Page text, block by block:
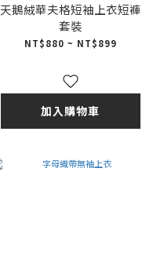
天鵝絨華夫格短袖上衣短褲
套裝
NT$880 ~ NT$899
加入購物車